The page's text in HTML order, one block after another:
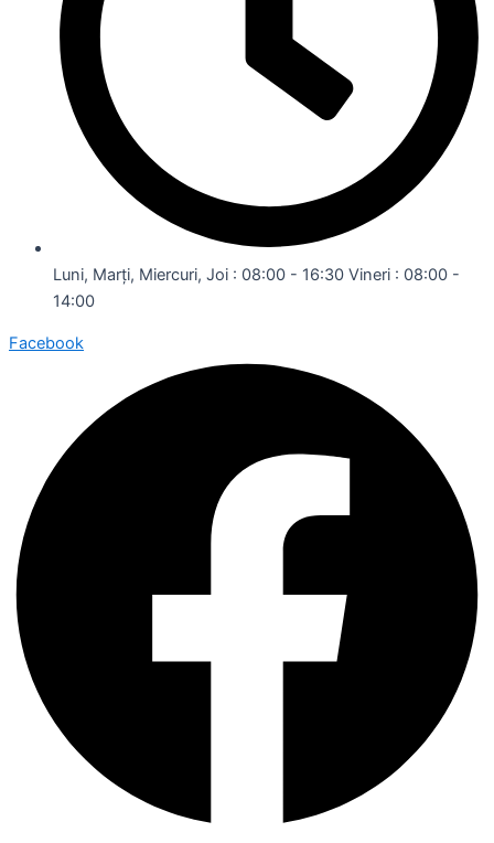
Luni, Marți, Miercuri, Joi : 08:00 - 16:30 Vineri : 08:00 -
14:00
Facebook